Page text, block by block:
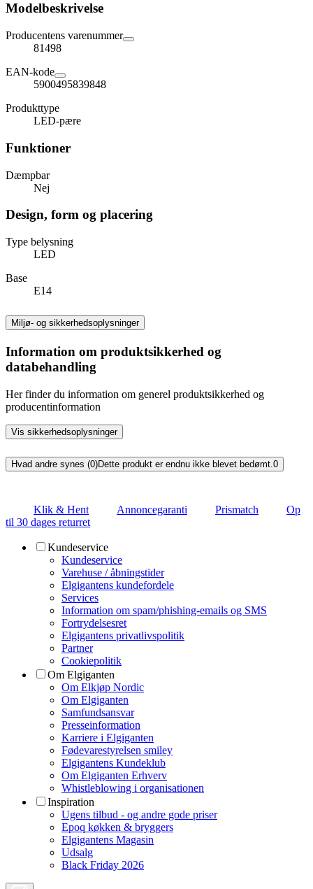
Modelbeskrivelse
Producentens varenummer
81498
EAN-kode
5900495839848
Produkttype
LED-pære
Funktioner
Dæmpbar
Nej
Design, form og placering
Type belysning
LED
Base
E14
Miljø- og sikkerhedsoplysninger
Information om produktsikkerhed og
databehandling
Her finder du information om generel produktsikkerhed og
producentinformation
Vis sikkerhedsoplysninger
Hvad andre synes (0)Dette produkt er endnu ikke blevet bedømt.0
Klik & Hent Annoncegaranti Prismatch
Op
til 30 dages returret
Kundeservice
Kundeservice
Varehuse / åbningstider
Elgigantens kundefordele
Services
Information om spam/phishing-emails og SMS
Fortrydelsesret
Elgigantens privatlivspolitik
Partner
Cookiepolitik
Om Elgiganten
Om Elkjøp Nordic
Om Elgiganten
Samfundsansvar
Presseinformation
Karriere i Elgiganten
Fødevarestyrelsen smiley
Elgigantens Kundeklub
Om Elgiganten Erhverv
Whistleblowing i organisationen
Inspiration
Ugens tilbud - og andre gode priser
Epoq køkken & bryggers
Elgigantens Magasin
Udsalg
Black Friday 2026